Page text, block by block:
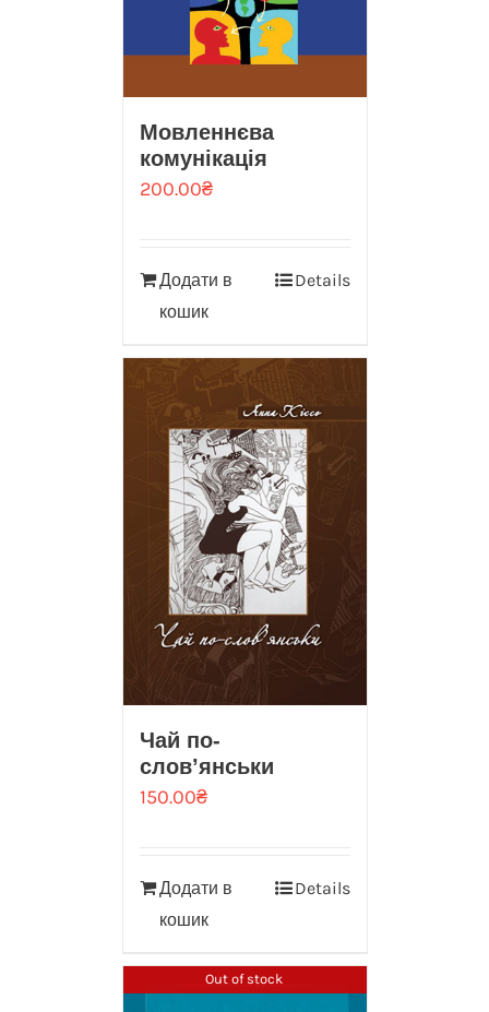
Мовленнєва
комунікація
200.00₴
Додати в
кошик
Details
Чай по-
слов’янськи
150.00₴
Додати в
кошик
Details
Out of stock